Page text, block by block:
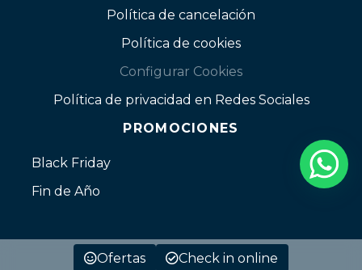
Ofertas Check in online
Política de cancelación
Política de cookies
Configurar Cookies
Política de privacidad en Redes Sociales
PROMOCIONES
Black Friday
Fin de Año